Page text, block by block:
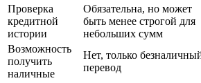
Проверка
кредитной
истории
Обязательна, но может
быть менее строгой для
небольших сумм
Возможность
получить
наличные
Нет, только
перевод